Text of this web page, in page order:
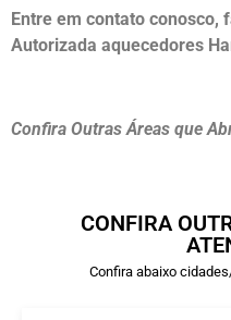
Entre em contato conosco,
Autorizada aquecedores
Confira Outras Áreas que
CONFIRA
Confira abaixo